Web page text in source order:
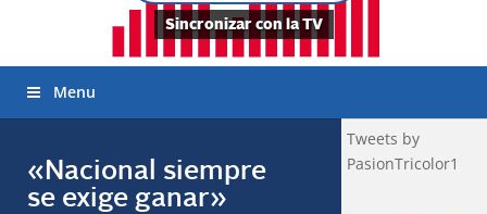
Sincronizar con la TV
Menu
«Nacional siempre
se exige ganar»
Tweets by
PasionTricolor1